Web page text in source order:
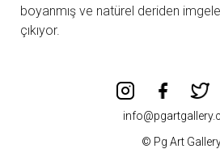
boyanmış ve natürel deriden
çıkıyor.
© Pg Art